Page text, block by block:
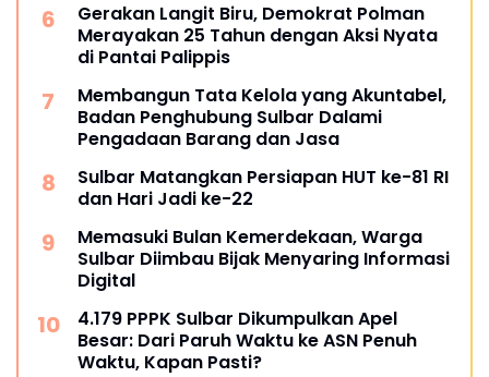
Gerakan Langit Biru, Demokrat Polman
Merayakan 25 Tahun dengan Aksi Nyata
di Pantai Palippis
Membangun Tata Kelola yang Akuntabel,
Badan Penghubung Sulbar Dalami
Pengadaan Barang dan Jasa
Sulbar Matangkan Persiapan HUT ke-81 RI
dan Hari Jadi ke-22
Memasuki Bulan Kemerdekaan, Warga
Sulbar Diimbau Bijak Menyaring Informasi
Digital
4.179 PPPK Sulbar Dikumpulkan Apel
Besar: Dari Paruh Waktu ke ASN Penuh
Waktu, Kapan Pasti?